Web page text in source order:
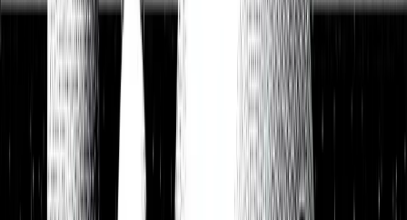
Watchlist
Portfolios
1:1 Begleitung
Über uns
Einloggen
Kostenlos testen